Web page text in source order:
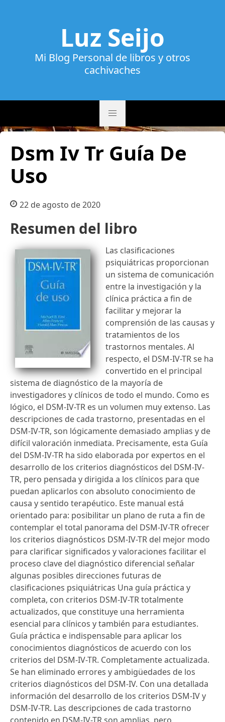
Luz Seijo
Mi Blog Personal de libros y otros
cachivaches
Dsm Iv Tr Guía De
Uso
22 de agosto de 2020
Resumen del libro
Las clasificaciones
psiquiátricas proporcionan
un sistema de comunicación
entre la investigación y la
clínica práctica a fin de
facilitar y mejorar la
comprensión de las causas y
tratamientos de los
trastornos mentales. Al
respecto, el DSM-IV-TR se ha
convertido en el principal
sistema de diagnóstico de la mayoría de
investigadores y clínicos de todo el mundo. Como es
lógico, el DSM-IV-TR es un volumen muy extenso. Las
descripciones de cada trastorno, presentadas en el
DSM-IV-TR, son lógicamente demasiado amplias y de
difícil valoración inmediata. Precisamente, esta Guía
del DSM-IV-TR ha sido elaborada por expertos en el
desarrollo de los criterios diagnósticos del DSM-IV-
TR, pero pensada y dirigida a los clínicos para que
puedan aplicarlos con absoluto conocimiento de
causa y sentido terapéutico. Este manual está
orientado para: posibilitar un plano de ruta a fin de
contemplar el total panorama del DSM-IV-TR ofrecer
los criterios diagnósticos DSM-IV-TR del mejor modo
para clarificar significados y valoraciones facilitar el
proceso clave del diagnóstico diferencial señalar
algunas posibles direcciones futuras de
clasificaciones psiquiátricas Una guía práctica y
completa, con criterios DSM-IV-TR totalmente
actualizados, que constituye una herramienta
esencial para clínicos y también para estudiantes.
Guía práctica e indispensable para aplicar los
conocimientos diagnósticos de acuerdo con los
criterios del DSM-IV-TR. Completamente actualizada.
Se han eliminado errores y ambigüedades de los
criterios diagnósticos del DSM-IV. Con una detallada
información del desarrollo de los criterios DSM-IV y
DSM-IV-TR. Las descripciones de cada trastorno